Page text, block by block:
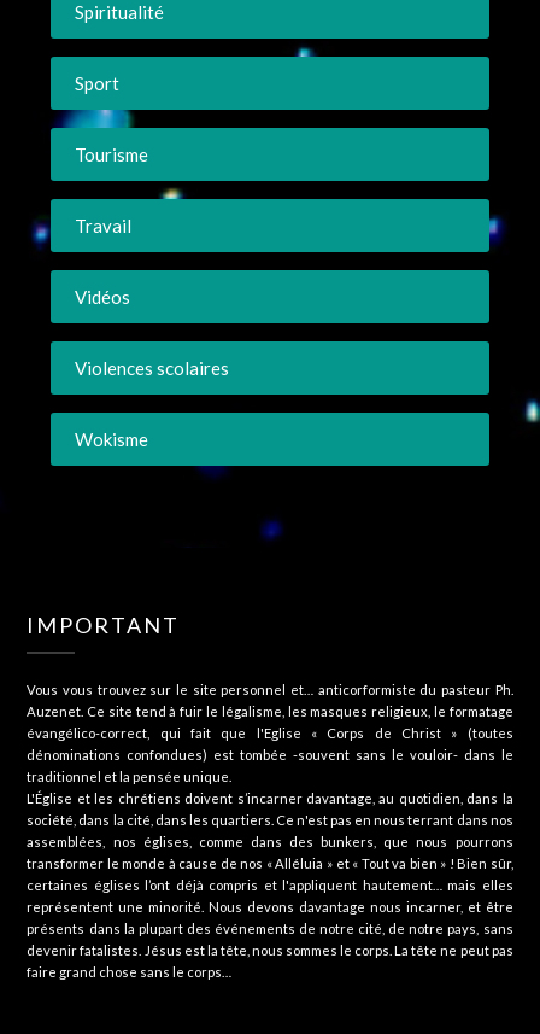
Spiritualité
Sport
Tourisme
Travail
Vidéos
Violences scolaires
Wokisme
IMPORTANT
Vous vous trouvez sur le site personnel et… anticorformiste du pasteur Ph.
Auzenet. Ce site tend à fuir le légalisme, les masques religieux, le formatage
évangélico-correct, qui fait que l'Eglise « Corps de Christ » (toutes
dénominations confondues) est tombée -souvent sans le vouloir- dans le
traditionnel et la pensée unique.
L'Église et les chrétiens doivent s’incarner davantage, au quotidien, dans la
société, dans la cité, dans les quartiers. Ce n'est pas en nous terrant dans nos
assemblées, nos églises, comme dans des bunkers, que nous pourrons
transformer le monde à cause de nos « Alléluia » et « Tout va bien » ! Bien sûr,
certaines églises l’ont déjà compris et l'appliquent hautement… mais elles
représentent une minorité. Nous devons davantage nous incarner, et être
présents dans la plupart des événements de notre cité, de notre pays, sans
devenir fatalistes. Jésus est la tête, nous sommes le corps. La tête ne peut pas
faire grand chose sans le corps…